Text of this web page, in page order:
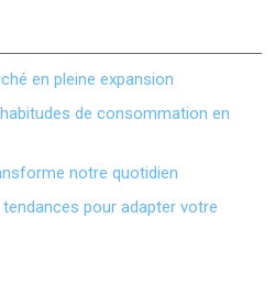
en pleine expansion
de consommation en
notre quotidien
pour adapter votre